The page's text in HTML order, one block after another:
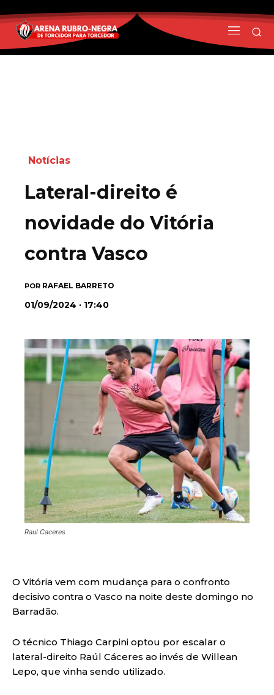
Notícias
Lateral-direito é
novidade do Vitória
contra Vasco
POR RAFAEL BARRETO
01/09/2024 · 17:40
Raul Caceres
O Vitória vem com mudança para o confronto
decisivo contra o Vasco na noite deste domingo no
Barradão.
O técnico Thiago Carpini optou por escalar o
lateral-direito Raúl Cáceres ao invés de Willean
Lepo, que vinha sendo utilizado.